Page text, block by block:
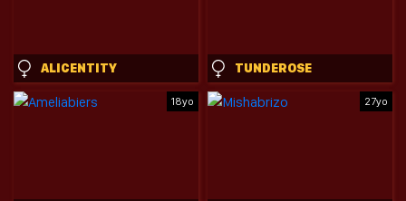
ALICENTITY TUNDEROSE
18yo 27yo